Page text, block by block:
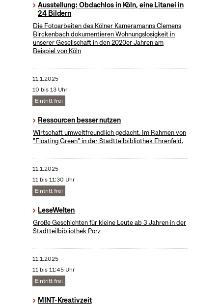
Ausstellung: Obdachlos in Köln, eine Litanei in
24 Bildern
Die Fotoarbeiten des Kölner Kameramanns Clemens
Birckenbach dokumentieren Wohnungslosigkeit in
unserer Gesellschaft in den 2020er Jahren am
Beispiel von Köln
11.1.2025
10 bis 13 Uhr
Eintritt frei
Ressourcen besser nutzen
Wirtschaft umweltfreundlich gedacht. Im Rahmen von
"Floating Green" in der Stadtteilbibliothek Ehrenfeld.
11.1.2025
11 bis 11:30 Uhr
Eintritt frei
LeseWelten
Große Geschichten für kleine Leute ab 3 Jahren in der
Stadtteilbibliothek Porz
11.1.2025
11 bis 11:45 Uhr
Eintritt frei
MINT-Kreativzeit